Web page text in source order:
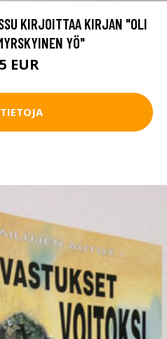
KIRJOITTAA KIRJAN "OLI
YÖ"
EUR